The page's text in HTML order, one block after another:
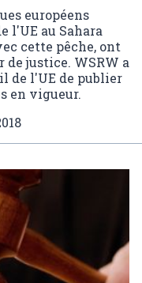
européens
l'UE au Sahara
cette pêche, ont
de justice. WSRW a
de l'UE de publier
en vigueur.